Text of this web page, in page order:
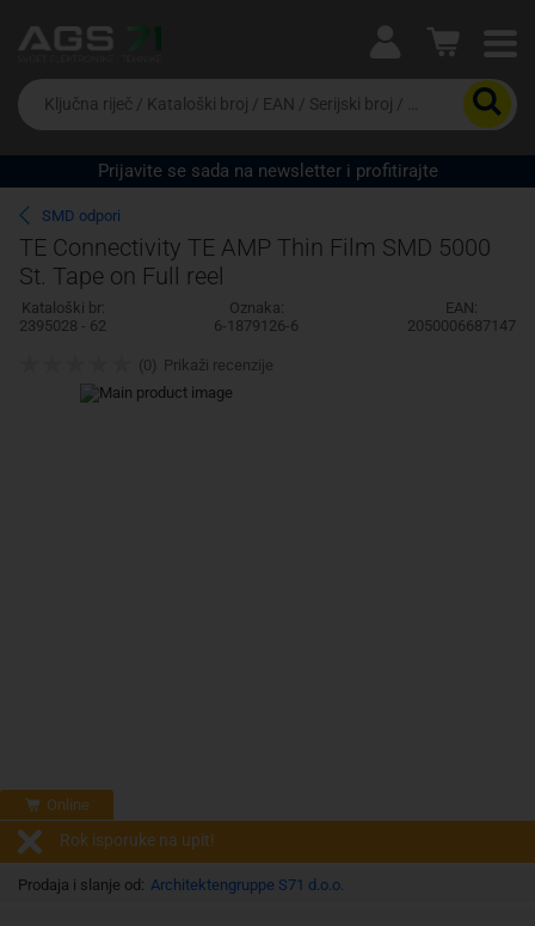
Ova postavka prilagođava asortiman proizvoda i
cijene vašim potrebama.
Da
biste
potražili
proizvod,
unesite
ključnu
riječ,
kataloški
broj,
EAN
ili
Prijavite se sada na newsletter i profitirajte
SMD odpori
TE Connectivity TE AMP Thin Film SMD 5000
St. Tape on Full reel
Kataloški br:
2395028 - 62
Oznaka:
6-1879126-6
EAN:
2050006687147
Online
Rok isporuke na upit!
Prodaja i slanje od: Architektengruppe S71 d.o.o.
(0) Prikaži recenzije